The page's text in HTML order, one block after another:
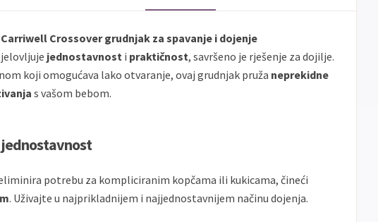
Crossover grudnjak za spavanje i dojenje
jednostavnost i praktičnost, savršeno je rješenje za dojilje.
koji omogućava lako otvaranje, ovaj grudnjak pruža neprekidne
s vašom bebom.
potrebu za kompliciranim kopčama ili kukicama, čineći
. Uživajte u najprikladnijem i najjednostavnijem načinu dojenja.